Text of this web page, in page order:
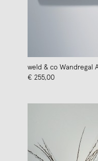
weld & co Wandregal
€ 255,00